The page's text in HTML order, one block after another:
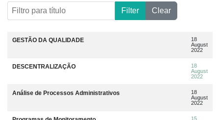
Filtro para título
Filter Clear
Title Data da publicação
GESTÃO DA QUALIDADE
18
August
2022
DESCENTRALIZAÇÃO
18
August
2022
Análise de Processos Administrativos
18
August
2022
15